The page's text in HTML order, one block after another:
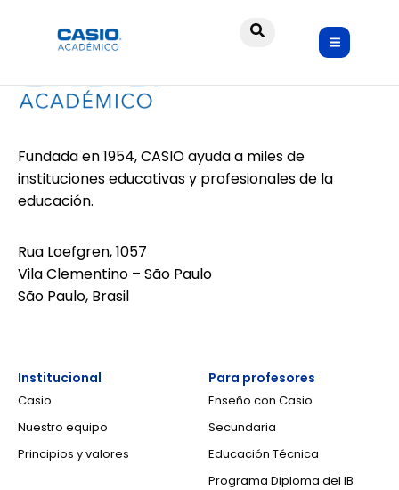
Fundada en 1954, CASIO ayuda a miles de
instituciones educativas y profesionales de la
educación.
Rua Loefgren, 1057
Vila Clementino – São Paulo
São Paulo, Brasil
Institucional
Casio
Nuestro equipo
Principios y valores
Para profesores
Enseño con Casio
Secundaria
Educación Técnica
Programa Diploma del IB